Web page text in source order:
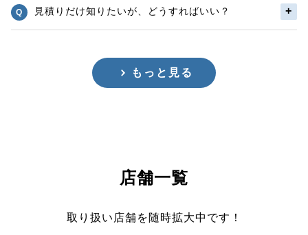
見積りだけ知りたいが、どうすればいい？
もっと見る
店舗一覧
取り扱い店舗を随時拡大中です！